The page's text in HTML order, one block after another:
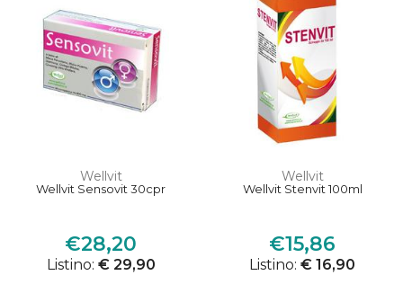
Wellvit
Wellvit Sensovit 30cpr
€28,20
Listino: € 29,90
Wellvit
Wellvit Stenvit 100ml
€15,86
Listino: € 16,90